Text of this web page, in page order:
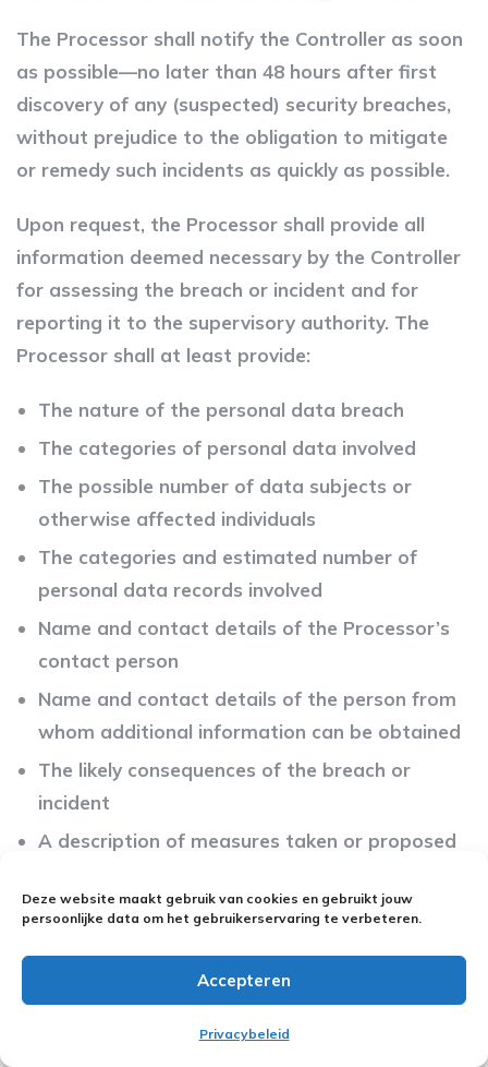
Deze website maakt gebruik van cookies en gebruikt jouw
persoonlijke data om het gebruikerservaring te verbeteren.
Accepteren
Privacybeleid
The Processor shall notify the Controller as soon
as possible—no later than 48 hours after first
discovery of any (suspected) security breaches,
without prejudice to the obligation to mitigate
or remedy such incidents as quickly as possible.
Upon request, the Processor shall provide all
information deemed necessary by the Controller
for assessing the breach or incident and for
reporting it to the supervisory authority. The
Processor shall at least provide:
The nature of the personal data breach
The categories of personal data involved
The possible number of data subjects or
otherwise affected individuals
The categories and estimated number of
personal data records involved
Name and contact details of the Processor’s
contact person
Name and contact details of the person from
whom additional information can be obtained
The likely consequences of the breach or
incident
A description of measures taken or proposed
The Processor shall leave the reporting to the
supervisory authority to the Controller.
Liability